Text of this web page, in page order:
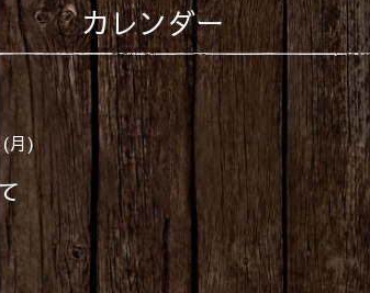
カレンダー
月)